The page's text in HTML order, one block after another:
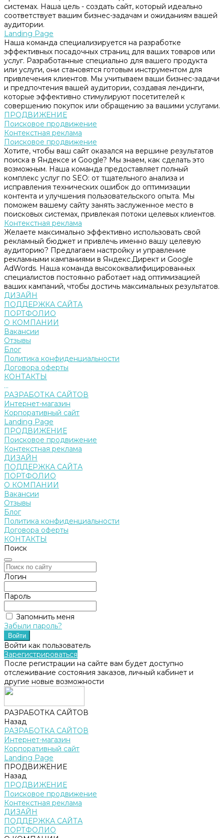
системах. Наша цель - создать сайт, который идеально
соответствует вашим бизнес-задачам и ожиданиям вашей
аудитории.
Landing Page
Наша команда специализируется на разработке
эффективных посадочных страниц для ваших товаров или
услуг. Разработанные специально для вашего продукта
или услуги, они становятся готовым инструментом для
привлечения клиентов. Мы учитываем ваши бизнес-задачи
и предпочтения вашей аудитории, создавая лендинги,
которые эффективно стимулируют посетителей к
совершению покупок или обращению за вашими услугами.
ПРОДВИЖЕНИЕ
Поисковое продвижение
Контекстная реклама
Поисковое продвижение
Хотите, чтобы ваш сайт оказался на вершине результатов
поиска в Яндексе и Google? Мы знаем, как сделать это
возможным. Наша команда предоставляет полный
комплекс услуг по SEO: от тщательного анализа и
исправления технических ошибок до оптимизации
контента и улучшения пользовательского опыта. Мы
поможем вашему сайту занять заслуженное место в
поисковых системах, привлекая потоки целевых клиентов.
Контекстная реклама
Желаете максимально эффективно использовать свой
рекламный бюджет и привлечь именно вашу целевую
аудиторию? Предлагаем настройку и управление
рекламными кампаниями в Яндекс.Директ и Google
AdWords. Наша команда высококвалифицированных
специалистов постоянно работает над оптимизацией
ваших кампаний, чтобы достичь максимальных результатов.
ДИЗАЙН
ПОДДЕРЖКА САЙТА
ПОРТФОЛИО
О КОМПАНИИ
Вакансии
Отзывы
Блог
Политика конфиденциальности
Договора оферты
КОНТАКТЫ
...
РАЗРАБОТКА САЙТОВ
Интернет-магазин
Корпоративный сайт
Landing Page
ПРОДВИЖЕНИЕ
Поисковое продвижение
Контекстная реклама
ДИЗАЙН
ПОДДЕРЖКА САЙТА
ПОРТФОЛИО
О КОМПАНИИ
Вакансии
Отзывы
Блог
Политика конфиденциальности
Договора оферты
КОНТАКТЫ
Поиск
Логин
Пароль
Запомнить меня
Забыли пароль?
Войти как пользователь
Зарегистрироваться
После регистрации на сайте вам будет доступно
отслеживание состояния заказов, личный кабинет и
другие новые возможности
РАЗРАБОТКА САЙТОВ
Назад
РАЗРАБОТКА САЙТОВ
Интернет-магазин
Корпоративный сайт
Landing Page
ПРОДВИЖЕНИЕ
Назад
ПРОДВИЖЕНИЕ
Поисковое продвижение
Контекстная реклама
ДИЗАЙН
ПОДДЕРЖКА САЙТА
ПОРТФОЛИО